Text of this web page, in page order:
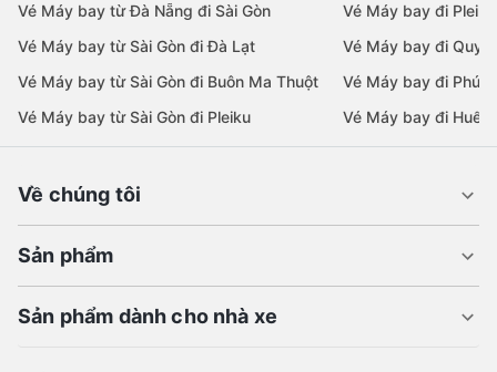
Vé Máy bay từ Đà Nẵng đi Sài Gòn
Vé Máy bay từ Sài Gòn đi Đà Lạt
Vé Máy bay từ Sài Gòn đi Buôn Ma Thuột
Vé Máy bay từ Sài Gòn đi Pleiku
Vé Máy bay đi Pleiku
Vé Máy bay đi Quy
Vé Máy bay đi Phú
Vé Máy bay đi Huế
Về chúng tôi
Sản phẩm
Sản phẩm dành cho nhà xe